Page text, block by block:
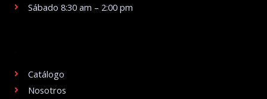
Sábado 8:30 am – 2:00 pm
Catálogo
Nosotros